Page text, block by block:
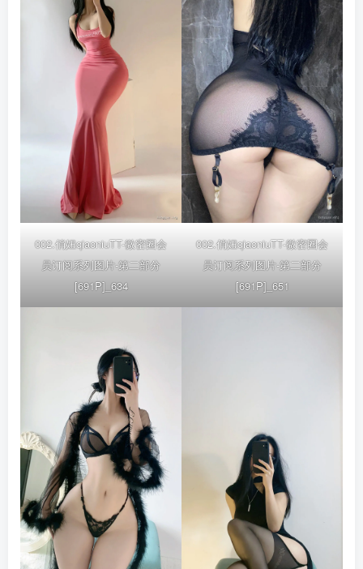
002.俏妞qiaoniuTT-微密圈会
员订阅系列图片-第二部分
[691P]_634
002.俏妞qiaoniuTT-微密圈会
员订阅系列图片-第二部分
[691P]_651